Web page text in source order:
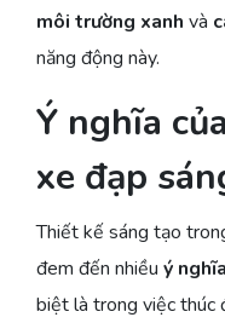
môi trường xanh và
năng động này.
Ý nghĩa
xe đạp
Thiết kế sáng tạo
đem đến nhiều ý
biệt là trong việc thúc